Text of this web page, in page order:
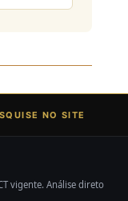
NO SITE
vigente. Análise direto